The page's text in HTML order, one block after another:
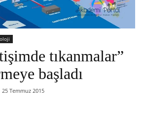
tıkanmalar”
başladı
25 Temmuz 2015